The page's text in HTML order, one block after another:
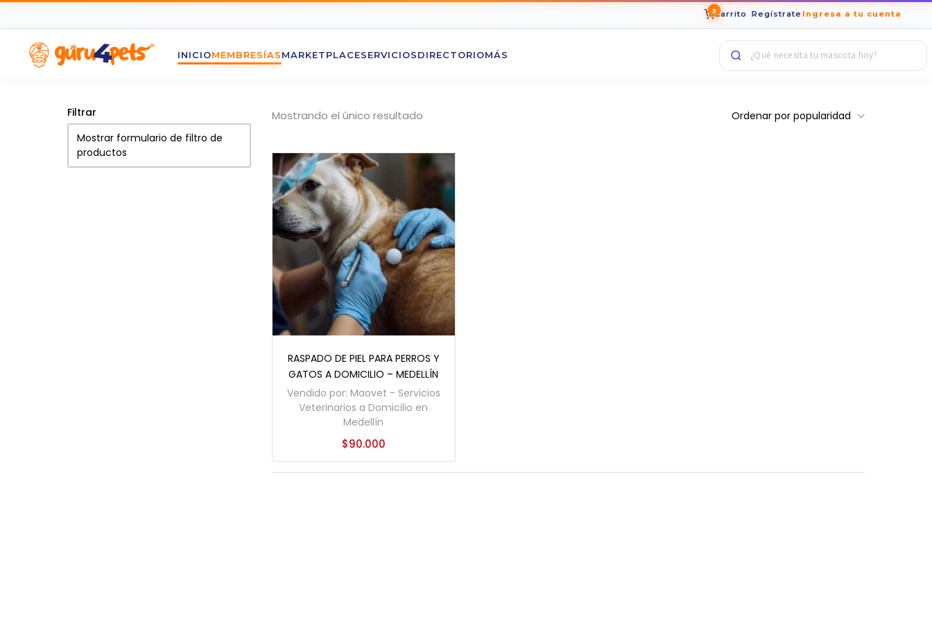
3Carrito Regístrate Ingresa a tu cuenta
INICIOMEMBRESÍASMARKETPLACESERVICIOSDIRECTORIOMÁS
Mostrando el único resultado Ordenar por popularidad
RASPADO DE PIEL PARA PERROS Y
GATOS A DOMICILIO – MEDELLÍN
Vendido por: Maovet - Servicios
Veterinarios a Domicilio en
Medellín
$90.000
Filtrar
Mostrar formulario de filtro de
productos